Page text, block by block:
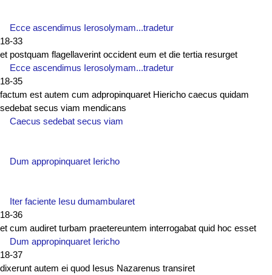
Ecce ascendimus Ierosolymam...tradetur
18-33
et postquam flagellaverint occident eum et die tertia resurget
Ecce ascendimus Ierosolymam...tradetur
18-35
factum est autem cum adpropinquaret Hiericho caecus quidam
sedebat secus viam mendicans
Caecus sedebat secus viam
Dum appropinquaret Iericho
Iter faciente Iesu dumambularet
18-36
et cum audiret turbam praetereuntem interrogabat quid hoc esset
Dum appropinquaret Iericho
18-37
dixerunt autem ei quod Iesus Nazarenus transiret